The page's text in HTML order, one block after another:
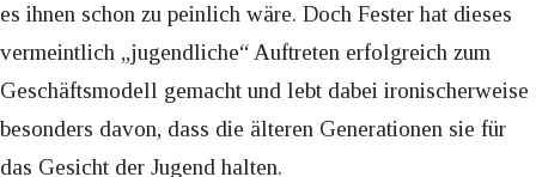
es ihnen schon zu peinlich wäre. Doch Fester hat dieses
vermeintlich „jugendliche“ Auftreten erfolgreich zum
Geschäftsmodell gemacht und lebt dabei ironischerweise
besonders davon, dass die älteren Generationen sie für
das Gesicht der Jugend halten.